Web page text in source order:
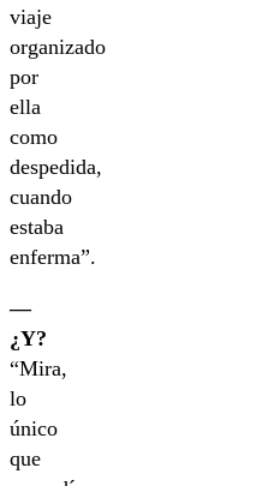
viaje
organizado
por
ella
como
despedida,
cuando
estaba
enferma”.
—
¿Y?
“Mira,
lo
único
que